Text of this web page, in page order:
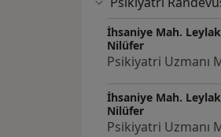
İhsaniye Mah.
Nilüfer
Psikiyatri Uzmanı
İhsaniye Mah.
Nilüfer
Psikiyatri Uzmanı